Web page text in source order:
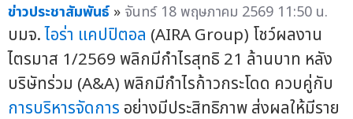
ข่าวประชาสัมพันธ์ » จันทร์ 18 พฤษภาคม 2569 11:50 น.
บมจ.ไอร่า แคปปิตอล (AIRA Group) โชว์ผลงาน
ไตรมาส 1/2569 พลิกมีกำไรสุทธิ 21 ล้านบาท หลัง
บริษัทร่วม (A&A) พลิกมีกำไรก้าวกระโดด ควบคู่กับ
การบริหารจัดการ อย่างมีประสิทธิภาพ ส่งผลให้มีราย